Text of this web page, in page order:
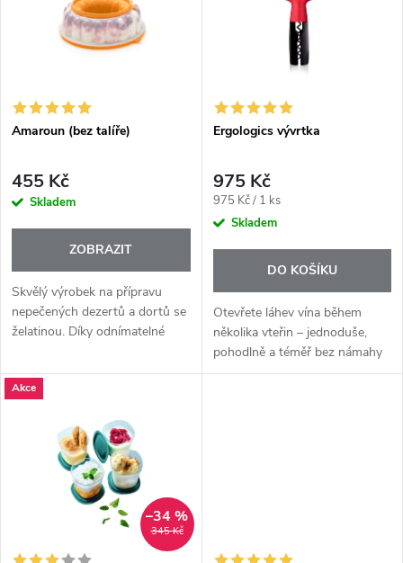
í
p
r
o
d
u
k
t
Abecedně
s
p
r
d
u
k
Amaroun (bez talíře)
455 Kč
Skladem
ZOBRAZIT
Skvělý výrobek na přípravu
nepečených dezertů a dortů se
želatinou. Díky odnímatelné
vyjmutí dezertu velmi
jednoduché.
Ergologics vývrtka
975 Kč
Měrná
cena:
975 Kč / 1 ks
Skladem
DO KOŠÍKU
Otevřete láhev vína během
několika vteřin – jednoduše,
pohodlně a téměř bez námahy
🍷 Ergologics vývrtka
Akce
345 Kč
–34 %